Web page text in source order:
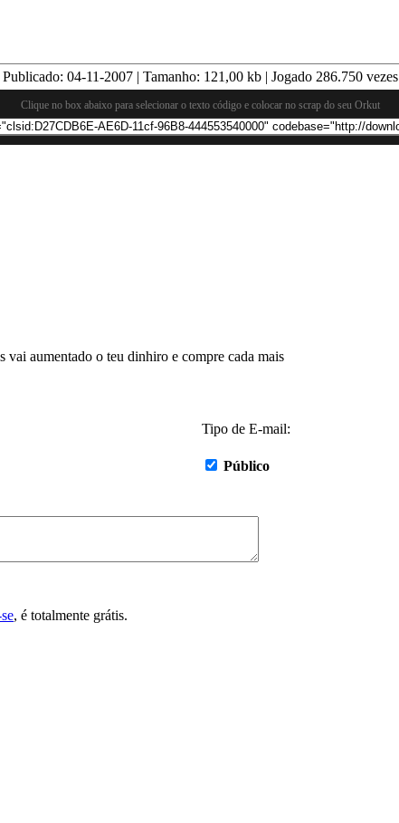
Publicado: 04-11-2007| Tamanho: 121,00kb | Jogado 286.750vezes
Clique no box abaixo para selecionar o texto código e colocar no scrap do seu Orkut
vai aumentado o teu dinhiro e compre cada mais
Tipo de E-mail:
Público
, é totalmente grátis.